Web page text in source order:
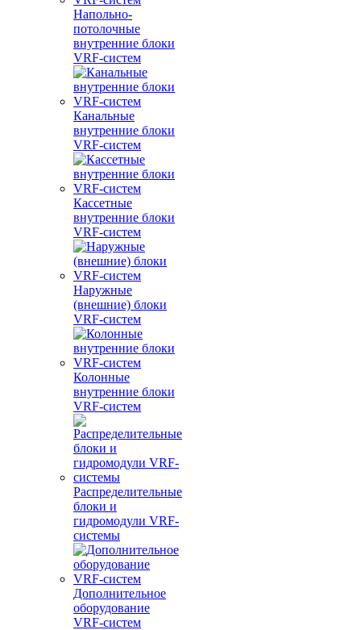
Напольно-
потолочные
внутренние блоки
VRF-систем
Канальные
внутренние блоки
VRF-систем
Кассетные
внутренние блоки
VRF-систем
Наружные
(внешние) блоки
VRF-систем
Колонные
внутренние блоки
VRF-систем
Распределительные
блоки и
гидромодули VRF-
системы
Дополнительное
оборудование
VRF-систем